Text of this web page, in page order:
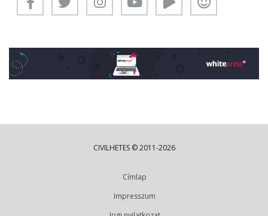
CIVILHETES © 2011-2026
Címlap
Impresszum